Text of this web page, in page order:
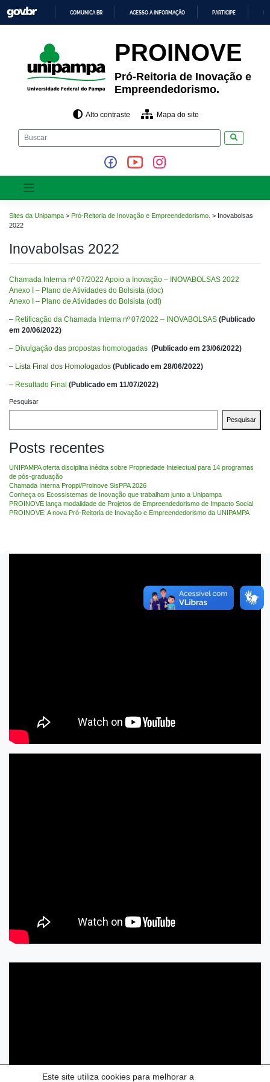
Este site utiliza cookies para melhorar a
para
o
CONTEÚDO
COMUNICA BR ACESSO À INFORMAÇÃO PARTICIPE
PROINOVE
Pró-Reitoria de Inovação e
Empreendedorismo.
Alto contraste Mapa do site
Sites da Unipampa > Pró-Reitoria de Inovação e Empreendedorismo. > Inovabolsas
2022
Inovabolsas 2022
Chamada Interna nº 07/2022 Apoio a Inovação – INOVABOLSAS 2022
Anexo I – Plano de Atividades do Bolsista (doc)
Anexo I – Plano de Atividades do Bolsista (odt)
– Retificação da Chamada Interna nº 07/2022 – INOVABOLSAS (Publicado
em 20/06/2022)
– Divulgação das propostas homologadas (Publicado em 23/06/2022)
– Lista Final dos Homologados (Publicado em 28/06/2022)
– Resultado Final (Publicado em 11/07/2022)
Pesquisar
Pesquisar
Posts recentes
UNIPAMPA oferta disciplina inédita sobre Propriedade Intelectual para 14 programas
de pós-graduação
Chamada Interna Proppi/Proinove SisPPA 2026
Conheça os Ecossistemas de Inovação que trabalham junto a Unipampa
PROINOVE lança modalidade de Projetos de Empreendedorismo de Impacto Social
PROINOVE: A nova Pró-Reitoria de Inovação e Empreendedorismo da UNIPAMPA